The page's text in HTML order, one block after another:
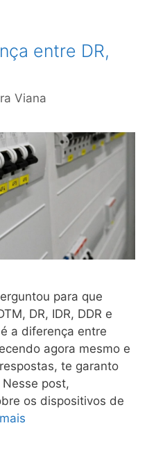
entre DR,
Viana
para que
DR, IDR, DDR e
a diferença entre
agora mesmo e
te garanto
post,
os dispositivos de